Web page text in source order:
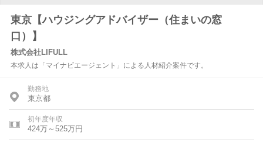
東京【ハウジングアドバイザー（住まいの窓
口）】
株式会社LIFULL
本求人は「マイナビエージェント」による人材紹介案件です。
勤務地
東京都
初年度年収
424万～525万円